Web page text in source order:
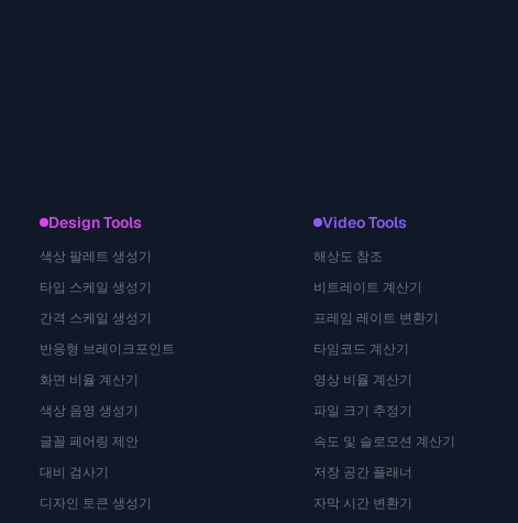
Design Tools
색상 팔레트 생성기
타입 스케일 생성기
간격 스케일 생성기
반응형 브레이크포인트
화면 비율 계산기
색상 음영 생성기
글꼴 페어링 제안
대비 검사기
디자인 토큰 생성기
Video Tools
해상도 참조
비트레이트 계산기
프레임 레이트 변환기
타임코드 계산기
영상 비율 계산기
파일 크기 추정기
속도 및 슬로모션 계산기
저장 공간 플래너
자막 시간 변환기